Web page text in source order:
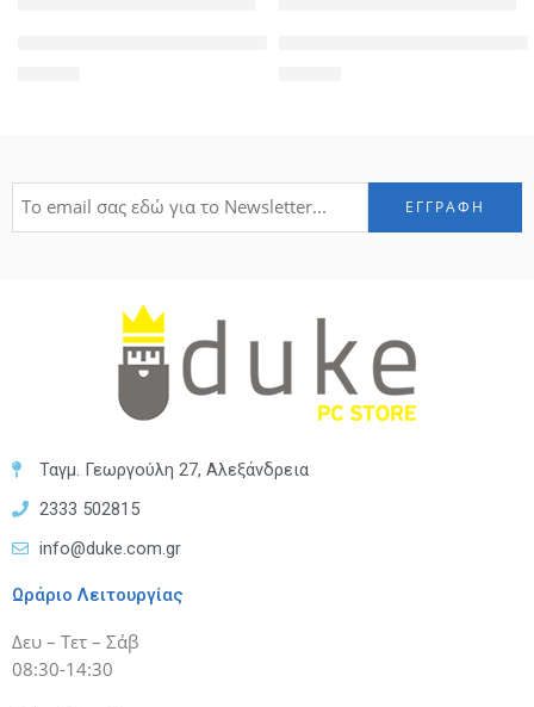
Ταγμ. Γεωργούλη 27, Αλεξάνδρεια
2333 502815
info@duke.com.gr
Ωράριο Λειτουργίας
Δευ – Τετ – Σάβ
08:30-14:30